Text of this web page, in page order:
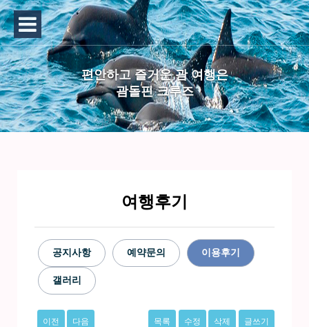
편안하고 즐거운 괌 여행은
괌돌핀 크루즈
여행후기
공지사항 예약문의 이용후기
갤러리
이전 다음 목록 수정 삭제 글쓰기